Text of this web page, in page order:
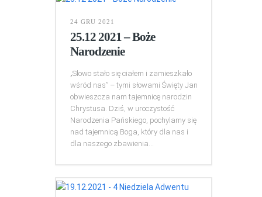
24 GRU 2021
25.12 2021 – Boże
Narodzenie
„Słowo stało się ciałem i zamieszkało
wśród nas” – tymi słowami Święty Jan
obwieszcza nam tajemnicę narodzin
Chrystusa. Dziś, w uroczystość
Narodzenia Pańskiego, pochylamy się
nad tajemnicą Boga, który dla nas i
dla naszego zbawienia...